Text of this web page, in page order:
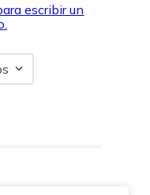
escribir un